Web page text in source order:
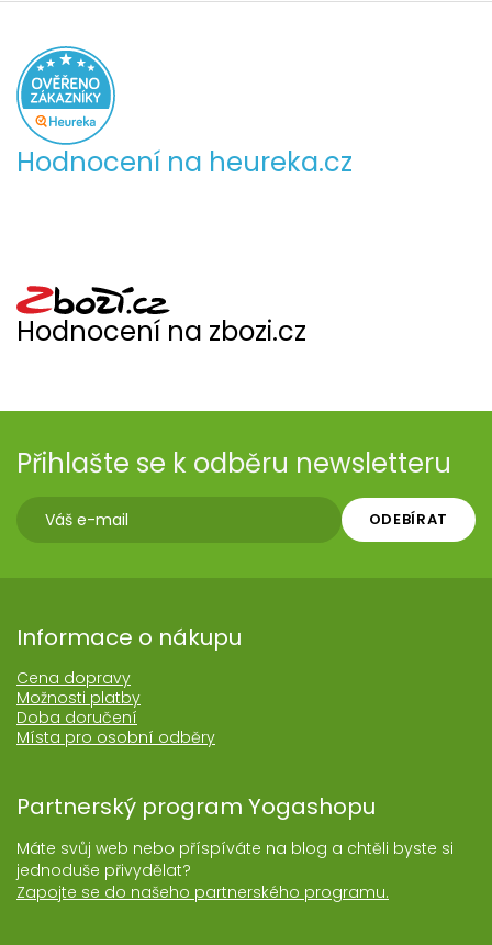
Hodnocení na heureka.cz
Hodnocení na zbozi.cz
Přihlašte se k odběru newsletteru
ODEBÍRAT
Informace o nákupu
Cena dopravy
Možnosti platby
Doba doručení
Místa pro osobní odběry
Partnerský program Yogashopu
Máte svůj web nebo příspíváte na blog a chtěli byste si
jednoduše přivydělat?
Zapojte se do našeho partnerského programu.